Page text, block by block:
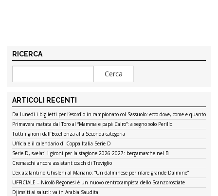
RICERCA
ARTICOLI RECENTI
Da lunedì i biglietti per l’esordio in campionato col Sassuolo: ecco dove, come e quanto
Primavera matata dal Toro al “Mamma e papà Cairo”: a segno solo Perillo
Tutti i gironi dall’Eccellenza alla Seconda categoria
Ufficiale il calendario di Coppa Italia Serie D
Serie D, svelati i gironi per la stagione 2026-2027: bergamasche nel B
Cremaschi ancora assistant coach di Treviglio
L’ex atalantino Ghisleni al Mariano: “Un dalminese per rifare grande Dalmine”
UFFICIALE – Nicolò Regonesi è un nuovo centrocampista dello Scanzorosciate
Djimsiti ai saluti: va in Arabia Saudita